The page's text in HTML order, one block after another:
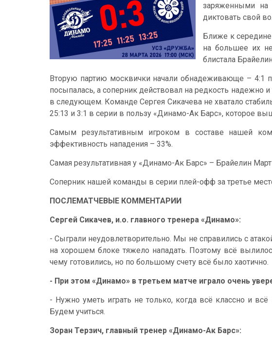
заряженными на
диктовать свой
Ближе к середине
на большее их
блистала
Вторую партию москвички начали обнадеживающе – 4:1
посыпалась, а соперник действовал на редкость надежно
в следующем. Команде Сергея Сикачева не хватало
25:13 и 3:1 в серии в пользу «Динамо-Ак Барс», которое
Самым результативным игроком в составе нашей
эффективность нападения – 33%.
Самая результативная у «Динамо-Ак Барс» – Брайелин
Соперник нашей команды в серии плей-офф за третье
ПОСЛЕМАТЧЕВЫЕ КОММЕНТАРИИ
Сергей Сикачев, и.о. главного тренера «Динамо»:
- Сыграли неудовлетворительно. Мы не справились с
на хорошем блоке тяжело нападать. Поэтому всё
чему готовились, но по большому счету всё было хаотично.
- При этом «Динамо» в третьем матче играло очень
- Нужно уметь играть не только, когда всё классно и всё
Будем учиться.
Зоран Терзич, главный тренер «Динамо-Ак Барс»: